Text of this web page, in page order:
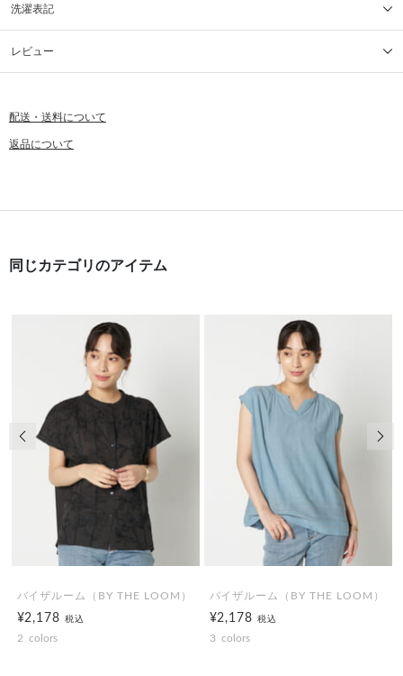
洗濯表記
レビュー
配送・送料について
返品について
同じカテゴリのアイテム
バイザルーム（BY THE LOOM）
¥2,178税込
2 colors
バイザルーム（BY THE LOOM）
¥2,178税込
3 colors
前の画像